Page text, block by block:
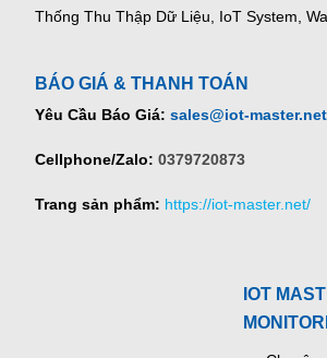
Thống Thu Thập Dữ Liệu, IoT System,
BÁO GIÁ & THANH TOÁN
Yêu Cầu Báo Giá: sales@iot-master.net
Cellphone/Zalo: 0379720873
Trang sản phẩm: https://iot-master.net/
IOT